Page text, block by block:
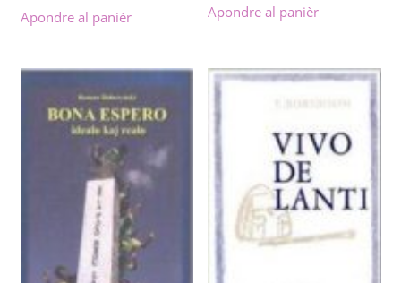
Apondre al panièr
was: is:
Apondre al panièr